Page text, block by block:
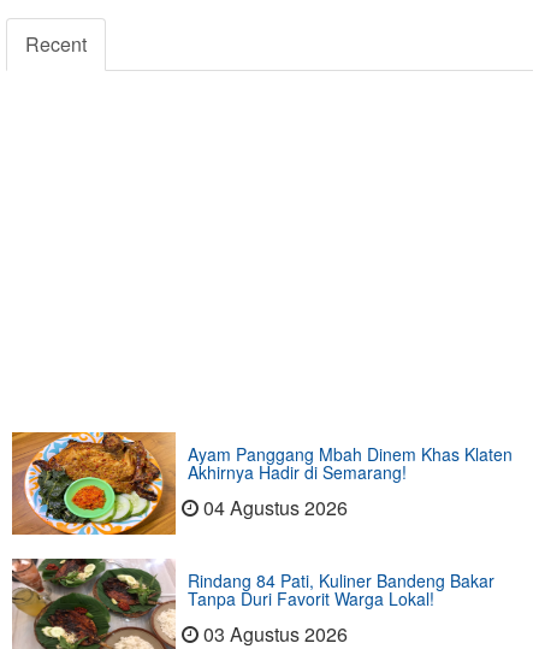
Recent
Ayam Panggang Mbah Dinem Khas Klaten
Akhirnya Hadir di Semarang!
04 Agustus 2026
Rindang 84 Pati, Kuliner Bandeng Bakar
Tanpa Duri Favorit Warga Lokal!
03 Agustus 2026